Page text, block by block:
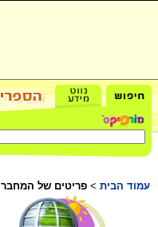
עמוד הבית > פריטים של המחבר